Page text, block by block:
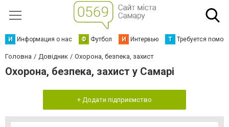
И Информация о нас Ф Футбол И Интервью Т Требуется
Головна Довідник Охорона, безпека, захист
Охорона, безпека, захист у Самарі
+ Додати підприємство